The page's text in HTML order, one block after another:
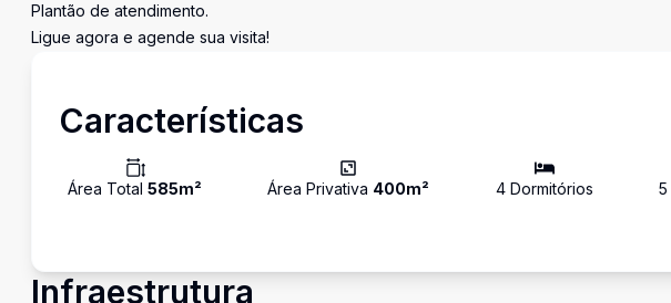
Plantão de atendimento.
Ligue agora e agende sua visita!
Características
Área Total 585m² Área Privativa 400m² 4Dormitórios 5
Infraestrutura